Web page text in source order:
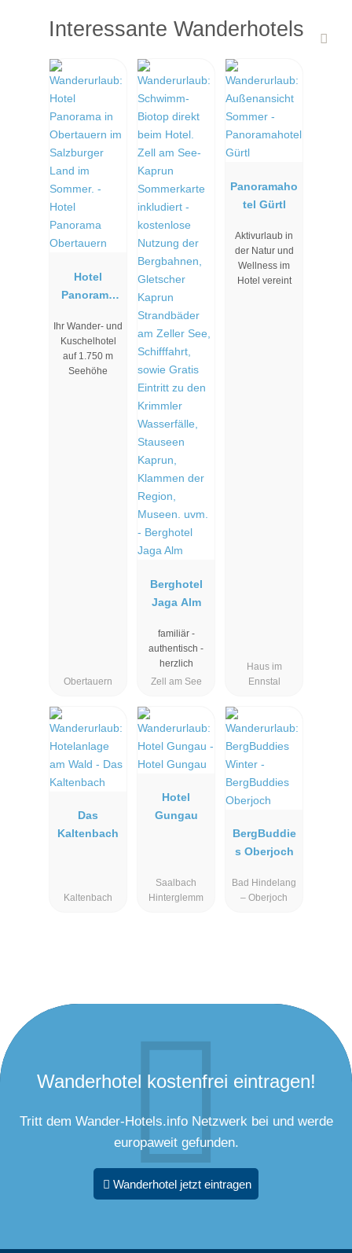
Interessante Wanderhotels
Hotel
Panorama
Ihr Wander- und
Kuschelhotel
auf 1.750 m
Seehöhe
Obertauern
Berghotel
Jaga Alm
familiär -
authentisch -
herzlich
Zell am See
Panoramaho
tel Gürtl
Aktivurlaub in
der Natur und
Wellness im
Hotel vereint
Haus im
Ennstal
Das
Kaltenbach
Kaltenbach
Hotel
Gungau
Saalbach
Hinterglemm
BergBuddie
s Oberjoch
Bad Hindelang
– Oberjoch
Wanderhotel kostenfrei eintragen!
Tritt dem Wander-Hotels.info Netzwerk bei und werde
europaweit gefunden.
Wanderhotel jetzt eintragen